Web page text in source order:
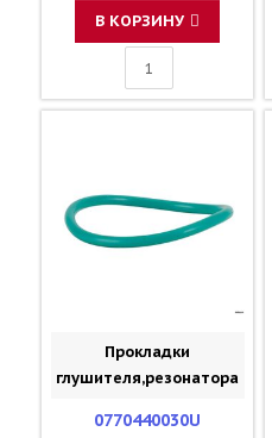
В КОРЗИНУ
Прокладки
глушителя,резонатора
0770440030U